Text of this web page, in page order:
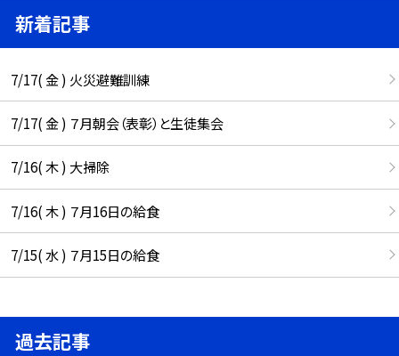
新着記事
7/17( 金 ) 火災避難訓練
7/17( 金 ) ７月朝会（表彰）と生徒集会
7/16( 木 ) 大掃除
7/16( 木 ) ７月16日の給食
7/15( 水 ) ７月15日の給食
過去記事